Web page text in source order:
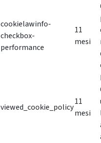
cookielawinfo-
checkbox-
performance
11
mesi
viewed_cookie_policy
11
mesi